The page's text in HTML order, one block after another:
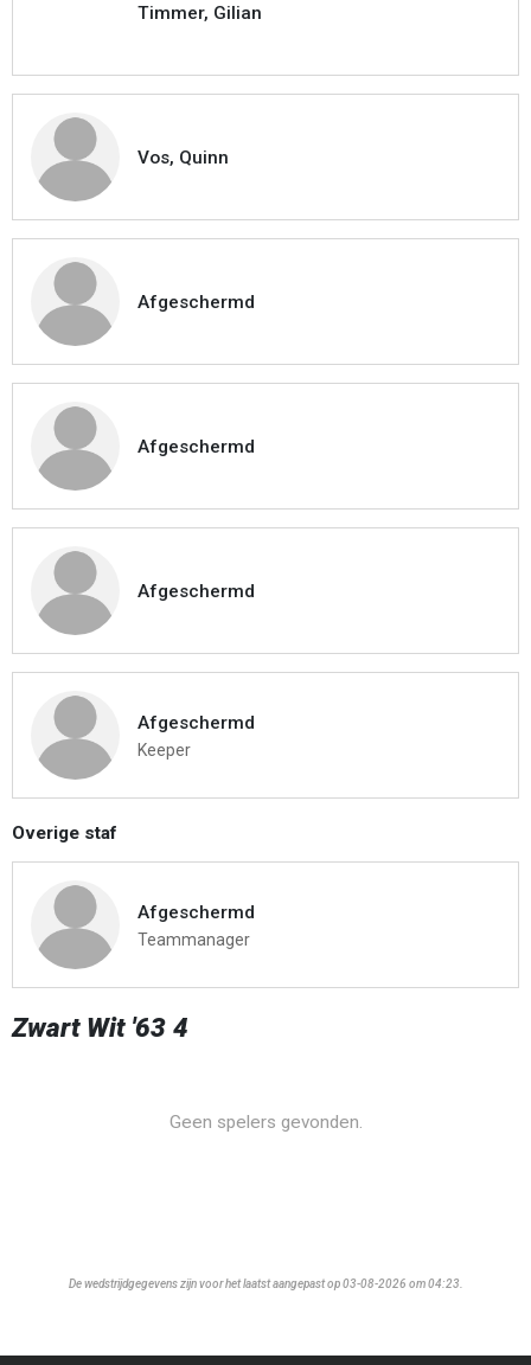
Timmer, Gilian
Vos, Quinn
Afgeschermd
Afgeschermd
Afgeschermd
Afgeschermd
Keeper
Overige staf
Afgeschermd
Teammanager
Zwart Wit '63 4
Geen spelers gevonden.
De wedstrijdgegevens zijn voor het laatst aangepast op 03-08-2026 om 04:23.